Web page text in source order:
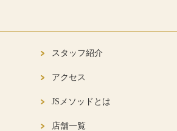
スタッフ紹介
アクセス
JSメソッドとは
店舗一覧